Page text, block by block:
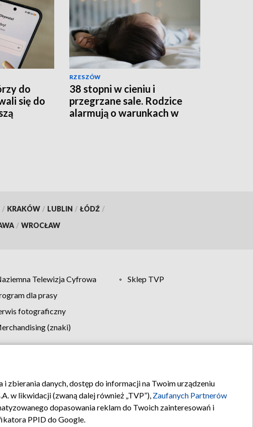
do
się do
RZESZÓW
38 stopni w cieniu i
przegrzane sale. Rodzice
alarmują o warunkach w
/ KRAKÓW / LUBLIN / ŁÓDŹ /
/ WROCŁAW
Telewizja Cyfrowa
Sklep TVP
dla prasy
fotograficzny
(znaki)
reklamy Kontakt
zbierania danych, dostęp do informacji na Twoim urządzeniu
w likwidacji (zwaną dalej również „TVP”), Zaufanych Partnerów
dopasowania reklam do Twoich zainteresowań i
PPID do Google.